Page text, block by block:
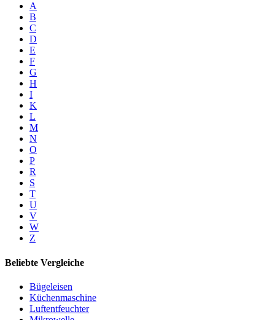
A
B
C
D
E
F
G
H
I
K
L
M
N
O
P
R
S
T
U
V
W
Z
Beliebte Vergleiche
Bügeleisen
Küchenmaschine
Luftentfeuchter